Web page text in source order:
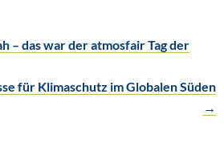
– das war der atmosfair Tag der
für Klimaschutz im Globalen Süden
→